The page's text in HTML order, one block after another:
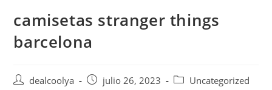
camisetas stranger things
barcelona
Autordealcoolya
Publicación
julio 26, 2023
Categoría
Uncategorized